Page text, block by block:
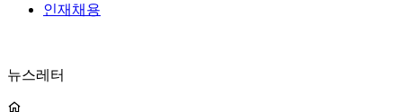
인재채용
뉴스레터